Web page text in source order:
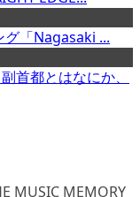
グ「Nagasaki ...
首都とはなにか、
MUSIC MEMORY